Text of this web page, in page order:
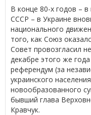
В конце 80-х годов –
СССР – в Украине
национального
того, как Союз
Совет провозгласил
декабре этого же
референдум (за
украинского
новообразованного
бывший глава
Кравчук.